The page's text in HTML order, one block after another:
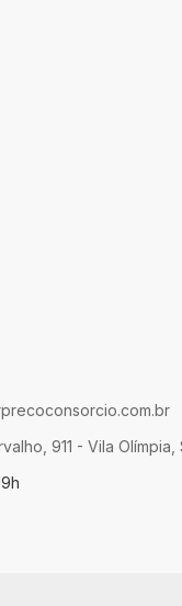
911 - Vila Olímpia,